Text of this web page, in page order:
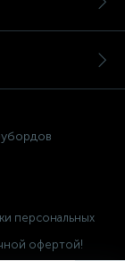
персональных
офертой!